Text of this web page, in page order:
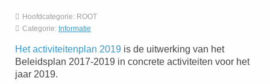
Hoofdcategorie: ROOT
Categorie: Informatie
Het activiteitenplan 2019 is de uitwerking van het
Beleidsplan 2017-2019 in concrete activiteiten voor het
jaar 2019.